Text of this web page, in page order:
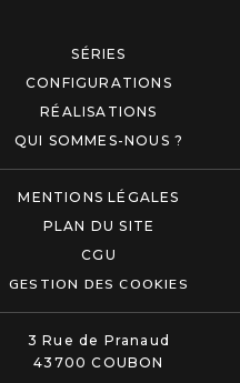
SÉRIES
CONFIGURATIONS
RÉALISATIONS
QUI SOMMES-NOUS ?
MENTIONS LÉGALES
PLAN DU SITE
CGU
GESTION DES COOKIES
3 Rue de Pranaud
43700 COUBON